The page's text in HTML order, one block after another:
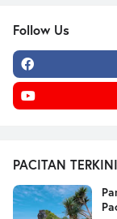
Follow Us
PACITAN